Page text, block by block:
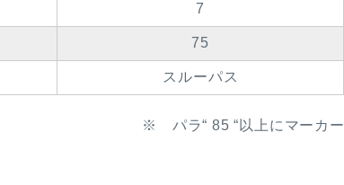
7
75
スルーパス
※ パラ“ 85 “以上にマーカー